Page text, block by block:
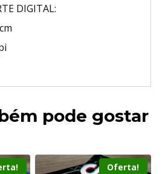
DIGITAL:
pode gostar
Oferta!